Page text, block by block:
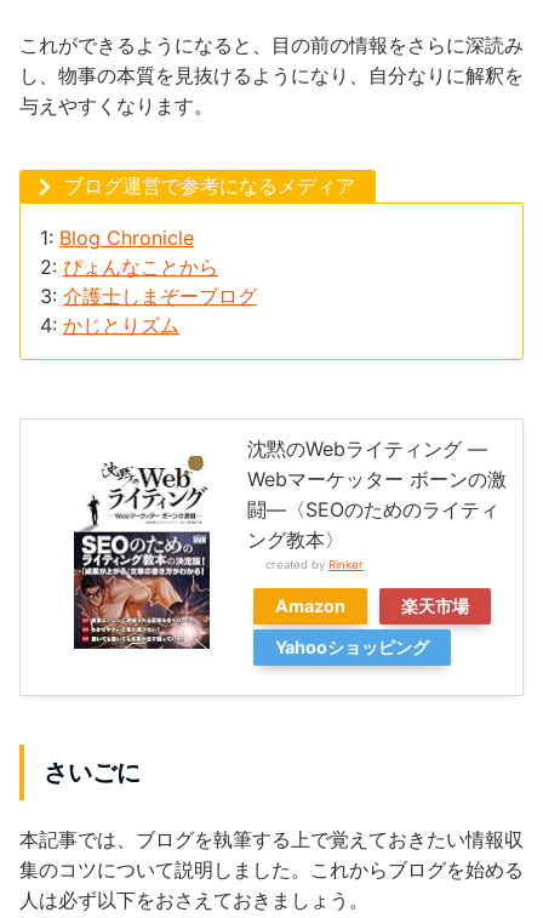
これができるようになると、目の前の情報をさらに深読み
し、物事の本質を見抜けるようになり、自分なりに解釈を
与えやすくなります。
ブログ運営で参考になるメディア
1: Blog Chronicle
2: ぴょんなことから
3: 介護士しまぞーブログ
4: かじとりズム
沈黙のWebライティング —
Webマーケッター ボーンの激
闘—〈SEOのためのライティ
ング教本〉
created by Rinker
Amazon
楽天市場
Yahooショッピング
さいごに
本記事では、ブログを執筆する上で覚えておきたい情報収
集のコツについて説明しました。これからブログを始める
人は必ず以下をおさえておきましょう。